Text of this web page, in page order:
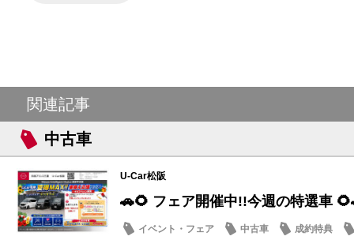
関連記事
中古車
U-Car松阪
🚗🌻 フェア開催中!!今週の特選車
イベント・フェア 中古車 成約特典